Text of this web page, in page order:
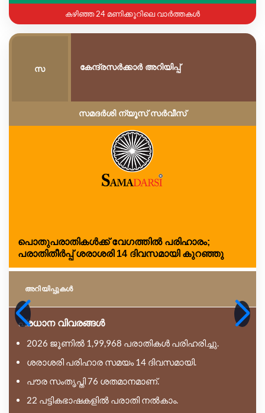
കഴിഞ്ഞ 24 മണിക്കൂറിലെ വാർത്തകൾ
സ കേന്ദ്രസർക്കാർ അറിയിപ്പ്
സമദർശി ന്യൂസ് സർവീസ്
പൊതുപരാതികൾക്ക് വേഗത്തിൽ പരിഹാരം;
പരാതിതീർപ്പ് ശരാശരി 14 ദിവസമായി കുറഞ്ഞു
അറിയിപ്പുകള്‍
പ്രധാന വിവരങ്ങൾ
2026 ജൂണിൽ 1,99,968 പരാതികൾ പരിഹരിച്ചു.
ശരാശരി പരിഹാര സമയം 14 ദിവസമായി.
പൗര സംതൃപ്തി 76 ശതമാനമാണ്.
22 പട്ടികഭാഷകളിൽ പരാതി നൽകാം.